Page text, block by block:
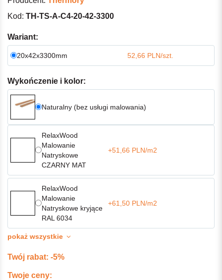
Kod: TH-TS-A-C4-20-42-3300
Wariant:
20x42x3300mm 52,66 PLN/szt.
Wykończenie i kolor:
Naturalny (bez usługi malowania)
RelaxWood
Malowanie
Natryskowe
CZARNY MAT
+51,66 PLN/m2
RelaxWood
Malowanie
Natryskowe kryjące
RAL 6034
+61,50 PLN/m2
pokaż wszystkie
Twój rabat: -5%
Twoje ceny: